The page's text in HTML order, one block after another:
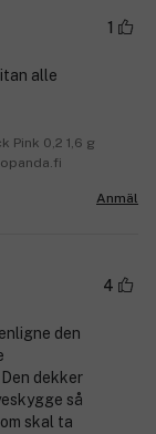
1
alle
Pink 0,2 1,6 g
Anmäl
4
den
dekker
så
skal ta